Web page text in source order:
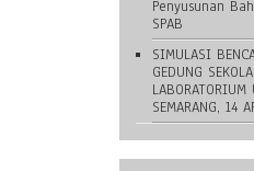
Penyusunan
SPAB
SIMULASI
GEDUNG
LABORATORIUM
SEMARANG, 14